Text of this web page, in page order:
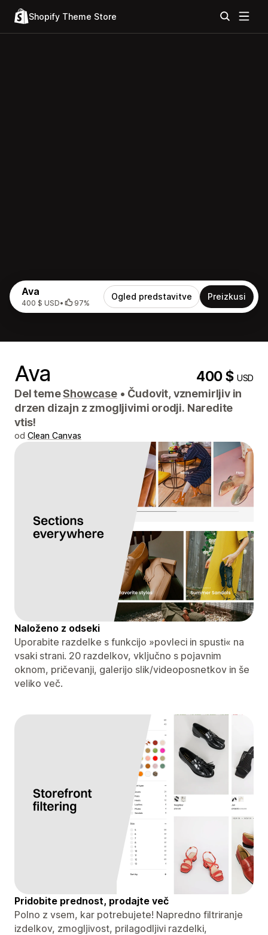
Shopify Theme Store
Ava
400 $ USD• 97%
Ogled predstavitve Preizkusi
Ava 400 $USD
Del temeShowcase • Čudovit, vznemirljiv in
drzen dizajn z zmogljivimi orodji. Naredite
vtis!
od Clean Canvas
Naloženo z odseki
Uporabite razdelke s funkcijo »povleci in spusti« na
vsaki strani. 20 razdelkov, vključno s pojavnim
oknom, pričevanji, galerijo slik/videoposnetkov in še
veliko več.
Pridobite prednost, prodajte več
Polno z vsem, kar potrebujete! Napredno filtriranje
izdelkov, zmogljivost, prilagodljivi razdelki,